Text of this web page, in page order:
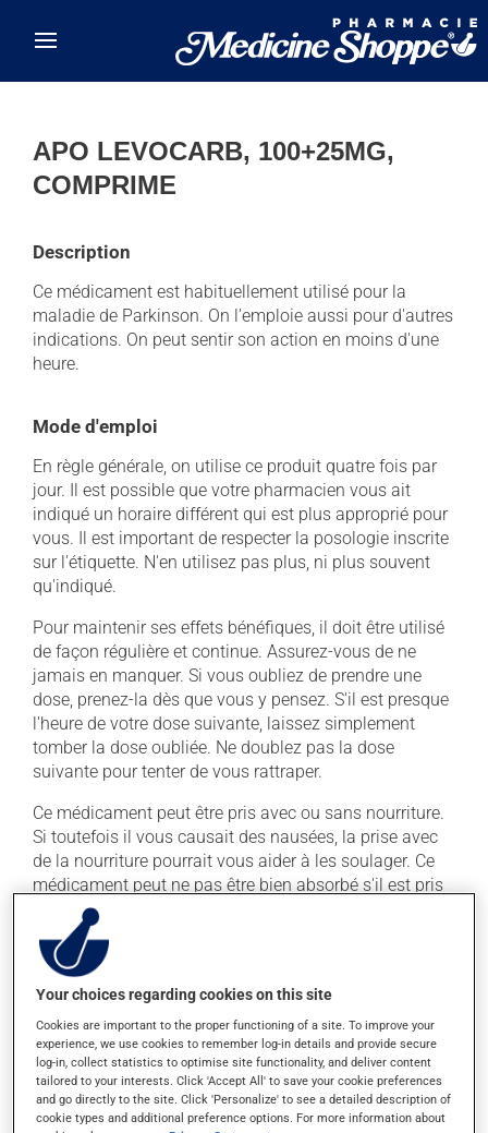
APO LEVOCARB, 100+25MG,
COMPRIME
Description
Ce médicament est habituellement utilisé pour la
maladie de Parkinson. On l'emploie aussi pour d'autres
indications. On peut sentir son action en moins d'une
heure.
Mode d'emploi
En règle générale, on utilise ce produit quatre fois par
jour. Il est possible que votre pharmacien vous ait
indiqué un horaire différent qui est plus approprié pour
vous. Il est important de respecter la posologie inscrite
sur l'étiquette. N'en utilisez pas plus, ni plus souvent
qu'indiqué.
Pour maintenir ses effets bénéfiques, il doit être utilisé
de façon régulière et continue. Assurez-vous de ne
jamais en manquer. Si vous oubliez de prendre une
dose, prenez-la dès que vous y pensez. S'il est presque
l'heure de votre dose suivante, laissez simplement
tomber la dose oubliée. Ne doublez pas la dose
suivante pour tenter de vous rattraper.
Ce médicament peut être pris avec ou sans nourriture.
Si toutefois il vous causait des nausées, la prise avec
de la nourriture pourrait vous aider à les soulager. Ce
médicament peut ne pas être bien absorbé s'il est pris
avec un repas riche en protéines. Informez-vous auprès
de votre professionnel de la santé.
Pour assurer son efficacité, ne le prenez pas en même
temps qu'un supplément de fer ou une multivitamine.
Attendez au moins 2 à 3 heures entre la prise de ces
différents produits.
Effets indésirables
Your choices regarding cookies on this site
Cookies are important to the proper functioning of a site. To improve your
experience, we use cookies to remember log-in details and provide secure
log-in, collect statistics to optimise site functionality, and deliver content
tailored to your interests. Click 'Accept All' to save your cookie preferences
and go directly to the site. Click 'Personalize' to see a detailed description of
cookie types and additional preference options. For more information about